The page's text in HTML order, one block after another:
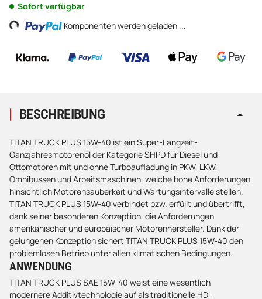
Sofort verfügbar
Komponenten werden geladen ...
BESCHREIBUNG
TITAN TRUCK PLUS 15W-40 ist ein Super-Langzeit-
Ganzjahresmotorenöl der Kategorie SHPD für Diesel und
Ottomotoren mit und ohne Turboaufladung in PKW, LKW,
Omnibussen und Arbeitsmaschinen, welche hohe Anforderungen
hinsichtlich Motorensauberkeit und Wartungsintervalle stellen.
TITAN TRUCK PLUS 15W-40 verbindet bzw. erfüllt und übertrifft,
dank seiner besonderen Konzeption, die Anforderungen
amerikanischer und europäischer Motorenhersteller. Dank der
gelungenen Konzeption sichert TITAN TRUCK PLUS 15W-40 den
problemlosen Betrieb unter allen klimatischen Bedingungen.
ANWENDUNG
TITAN TRUCK PLUS SAE 15W-40 weist eine wesentlich
modernere Additivtechnologie auf als traditionelle HD-